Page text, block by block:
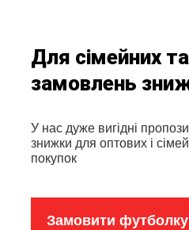
Для сімейних
замовлень
У нас дуже вигідні
знижки для оптових і
покупок
Замовити футболку